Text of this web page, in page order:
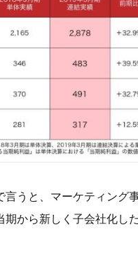
うと、マーケティング
から新しく子会社化し